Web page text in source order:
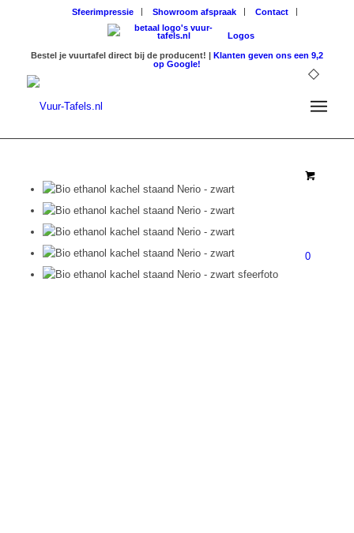
Sfeerimpressie Showroom afspraak Contact
Logos
Bestel je vuurtafel direct bij de producent! | Klanten geven ons een 9,2
op Google!
0